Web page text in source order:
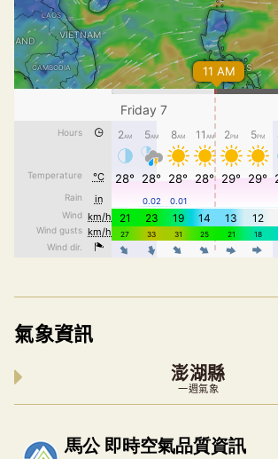
氣象資訊
澎湖縣
一週氣象
內嵌空氣品質小工具為視覺預